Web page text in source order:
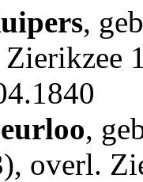
,
Zierikzee
,
overl.